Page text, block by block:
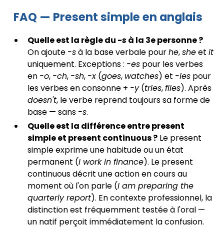
FAQ — Present simple en anglais
Quelle est la règle du-sà la 3e personne ?
On ajoute -sà la base verbale pourhe,sheet it
uniquement. Exceptions : -espour les verbes
en -o, -ch, -sh, -x(goes, watches) et -iespour
les verbes en consonne + -y(tries,flies). Après
doesn't, le verbe reprend toujours sa forme de
base — sans -s.
Quelle est la différence entre present
simple et present continuous ?Le present
simple exprime une habitude ou un état
permanent (I work in finance). Le present
continuous décrit une action en cours au
moment où l'on parle (I am preparing the
quarterly report). En contexte professionnel, la
distinction est fréquemment testée à l'oral —
un natif perçoit immédiatement la confusion.